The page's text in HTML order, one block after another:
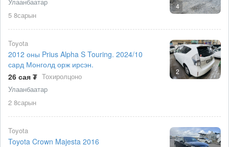
4
5 8сарын
2
Toyota
2012 оны Prius Alpha S Touring. 2024/10
сард Монголд орж ирсэн.
26 сая ₮ Тохиролцоно
Улаанбаатар
2 8сарын
Toyota
Toyota Crown Majesta 2016